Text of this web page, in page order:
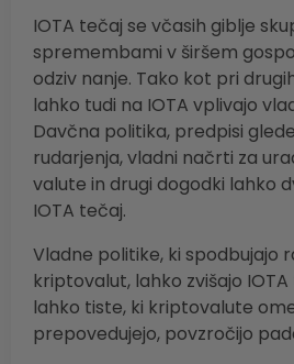
IOTA tečaj se včasih giblje
spremembami v širšem
odziv nanje. Tako kot pri
lahko tudi na IOTA vplivajo
Davčna politika, predpisi
rudarjenja, vladni načrti za
valute in drugi dogodki lahko
IOTA tečaj.
Vladne politike, ki spodbujajo
kriptovalut, lahko zvišajo
lahko tiste, ki kriptovalute
prepovedujejo, povzročijo